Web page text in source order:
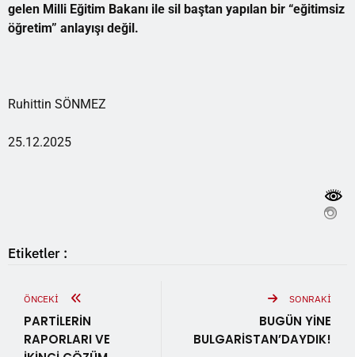
gelen Milli Eğitim Bakanı ile sil baştan yapılan bir “eğitimsiz
öğretim” anlayışı değil.
Ruhittin SÖNMEZ
25.12.2025
Etiketler :
ÖNCEKI
PARTİLERİN
RAPORLARI VE
SONRAKI
BUGÜN YİNE
BULGARİSTAN’DAYDIK!